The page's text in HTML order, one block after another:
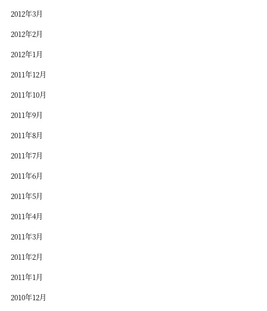
2012年3月
2012年2月
2012年1月
2011年12月
2011年10月
2011年9月
2011年8月
2011年7月
2011年6月
2011年5月
2011年4月
2011年3月
2011年2月
2011年1月
2010年12月